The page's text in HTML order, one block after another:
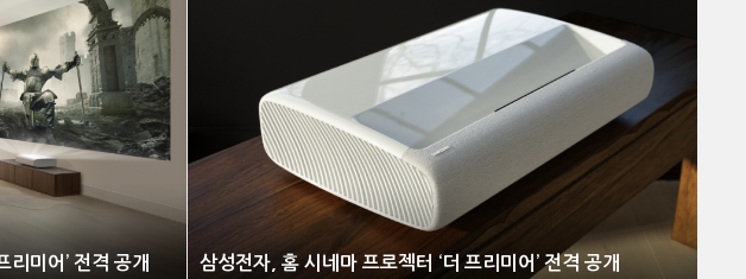
리미어’ 전격 공개 삼성전자, 홈 시네마 프로젝터 ‘더 프리미어’ 전격 공개